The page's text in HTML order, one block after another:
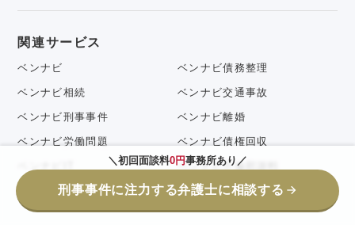
関連サービス
ベンナビ ベンナビ債務整理
ベンナビ相続 ベンナビ交通事故
ベンナビ刑事事件 ベンナビ離婚
ベンナビ労働問題 ベンナビ債権回収
ベンナビ不倫慰謝料
企業法務弁護士ナビ
＼初回面談料0円事務所あり／
刑事事件に注力する弁護士に相談する